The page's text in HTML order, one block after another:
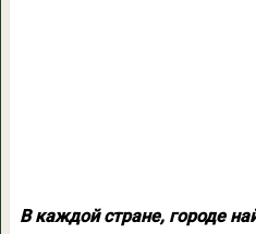
В каждой стране, городе